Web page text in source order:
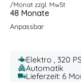
/Monat zzgl. MwSt
48 Monate
Anpassbar
Elektro , 320
Automatik
Lieferzeit: 6